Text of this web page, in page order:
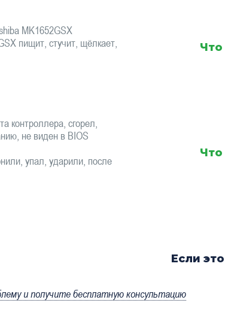
MK1652GSX
пищит, стучит, щёлкает,
Что
контроллера, сгорел,
не виден в BIOS
упал, ударили, после
Что
Если
и получите бесплатную консультацию